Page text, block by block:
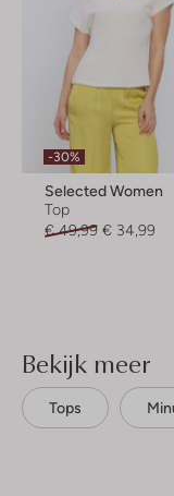
-30%
Selected Women
Top
€ 49,99 € 34,99
Bekijk meer
Tops